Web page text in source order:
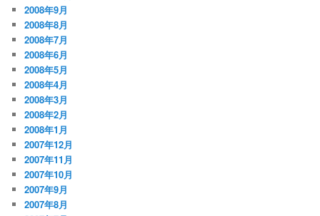
2008年9月
2008年8月
2008年7月
2008年6月
2008年5月
2008年4月
2008年3月
2008年2月
2008年1月
2007年12月
2007年11月
2007年10月
2007年9月
2007年8月